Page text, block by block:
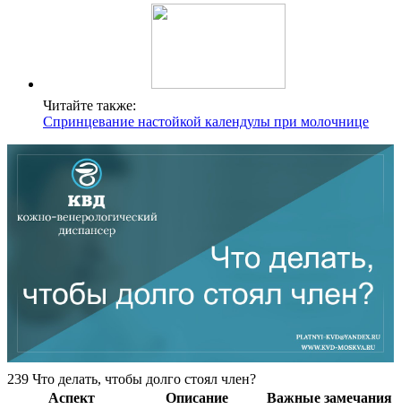
Читайте также:
Спринцевание настойкой календулы при молочнице
239 Что делать, чтобы долго стоял член?
Аспект
Описание Важные замечания